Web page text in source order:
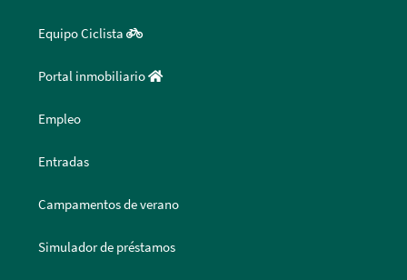
Equipo Ciclista
Portal inmobiliario
Empleo
Entradas
Campamentos de verano
Simulador de préstamos